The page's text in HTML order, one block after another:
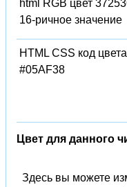
html RGB цвет
16-ричное значение
HTML CSS код цвета
#05AF38
Цвет для данного
Здесь вы можете